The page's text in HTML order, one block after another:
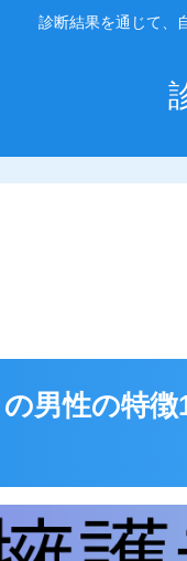
診断結果を通じて、
男性の特徴